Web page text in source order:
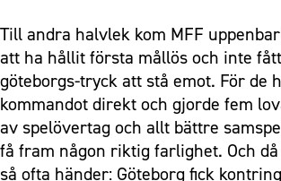
Till andra halvlek kom MFF
att ha hållit första mållös och inte
göteborgs-tryck att stå emot. För de
kommandot direkt och gjorde fem
av spelövertag och allt bättre
få fram någon riktig farlighet. Och
så ofta händer: Göteborg fick